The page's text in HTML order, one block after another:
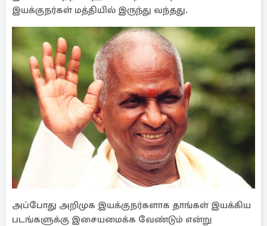
இயக்குநர்கள் மத்தியில் இருந்து வந்தது.
அப்போது அறிமுக இயக்குநர்களாக தாங்கள் இயக்கிய
படங்களுக்கு இசையமைக்க வேண்டும் என்று